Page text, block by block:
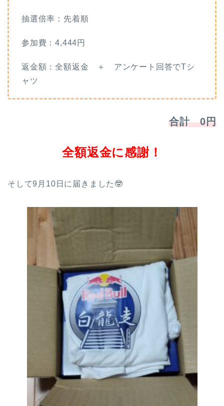
抽選倍率：先着順
参加費：4,444円
返金額：全額返金 ＋ アンケート回答でTシ
ャツ
合計 0円
全額返金に感謝！
そして9月10日に届きました🤓